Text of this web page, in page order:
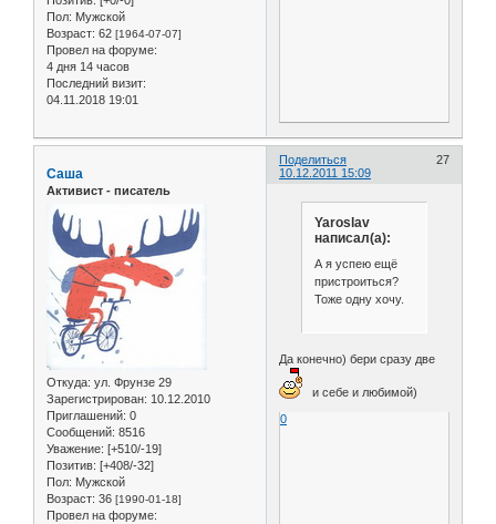
Пол: Мужской
Возраст: 62 [1964-07-07]
Провел на форуме:
4 дня 14 часов
Последний визит:
04.11.2018 19:01
Поделиться
27
10.12.2011 15:09
Саша
Активист - писатель
Откуда: ул. Фрунзе 29
Зарегистрирован: 10.12.2010
Приглашений: 0
Сообщений: 8516
Уважение: [+510/-19]
Позитив: [+408/-32]
Пол: Мужской
Возраст: 36 [1990-01-18]
Провел на форуме:
Yaroslav
написал(а):
А я успею ещё
пристроиться?
Тоже одну хочу.
Да конечно) бери сразу две
и себе и любимой)
0